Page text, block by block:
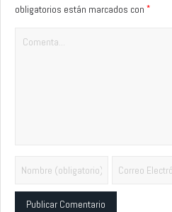
obligatorios están marcados con *